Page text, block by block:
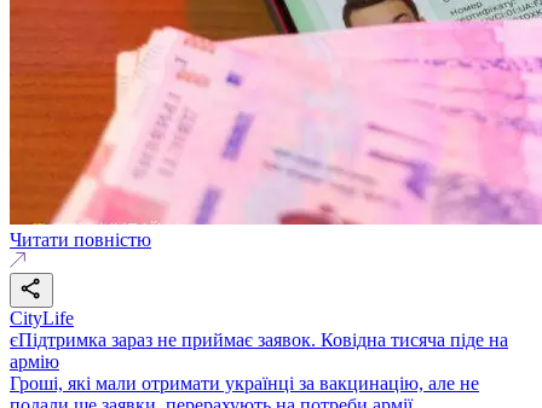
Читати повністю
CityLife
єПідтримка зараз не приймає заявок. Ковідна тисяча піде на
армію
Гроші, які мали отримати українці за вакцинацію, але не